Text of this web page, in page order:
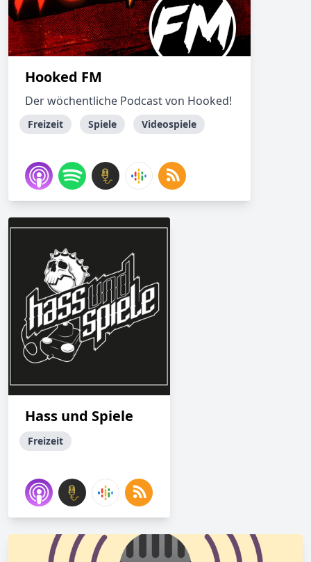
Hooked FM
Der wöchentliche Podcast von Hooked!
Freizeit Spiele Videospiele
Hass und Spiele
Freizeit